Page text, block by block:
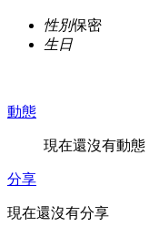
性別保密
生日
動態
現在還沒有動態
分享
現在還沒有分享